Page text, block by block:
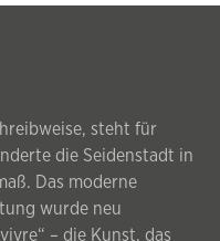
steht für
die Seidenstadt in
Das moderne
wurde neu
– die Kunst, das